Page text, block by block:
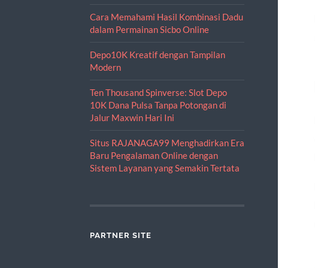
Cara Memahami Hasil Kombinasi Dadu
dalam Permainan Sicbo Online
Depo10K Kreatif dengan Tampilan
Modern
Ten Thousand Spinverse: Slot Depo
10K Dana Pulsa Tanpa Potongan di
Jalur Maxwin Hari Ini
Situs RAJANAGA99 Menghadirkan Era
Baru Pengalaman Online dengan
Sistem Layanan yang Semakin Tertata
PARTNER SITE